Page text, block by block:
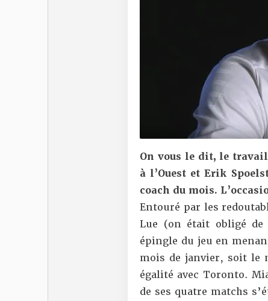
On vous le dit, le
à l’Ouest et Erik
coach du mois.
Entouré par les
Lue (on était obligé
épingle du jeu en
mois de janvier, soit le
égalité avec Toronto.
de ses quatre matchs